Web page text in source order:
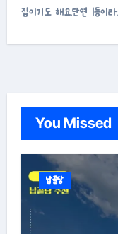
집이기도 해요.단연 1등이
You Missed
납골당